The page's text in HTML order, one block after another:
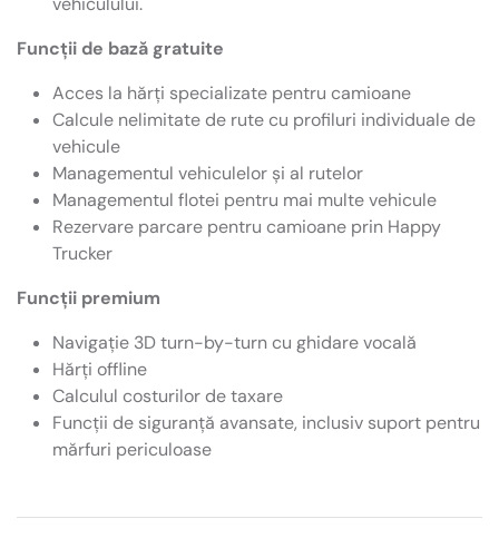
Funcții de bază gratuite
Acces la hărți specializate pentru camioane
Calcule nelimitate de rute cu profiluri individuale de
vehicule
Managementul vehiculelor și al rutelor
Managementul flotei pentru mai multe vehicule
Rezervare parcare pentru camioane prin Happy
Trucker
Funcții premium
Navigație 3D turn-by-turn cu ghidare vocală
Hărți offline
Calculul costurilor de taxare
Funcții de siguranță avansate, inclusiv suport pentru
mărfuri periculoase